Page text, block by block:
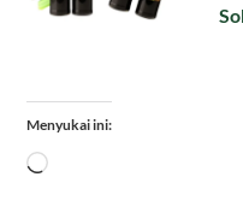
Menyukai ini:
Memuat...